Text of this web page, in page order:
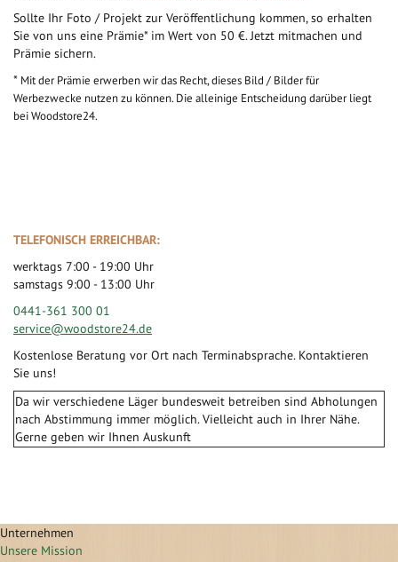
Sollte Ihr Foto / Projekt zur Veröffentlichung kommen, so erhalten
Sie von uns eine Prämie* im Wert von 50 €. Jetzt mitmachen und
Prämie sichern.
* Mit der Prämie erwerben wir das Recht, dieses Bild / Bilder für
Werbezwecke nutzen zu können. Die alleinige Entscheidung darüber liegt
bei Woodstore24.
TELEFONISCH ERREICHBAR:
werktags 7:00 - 19:00 Uhr
samstags 9:00 - 13:00 Uhr
0441-361 300 01
service@woodstore24.de
Kostenlose Beratung vor Ort nach Terminabsprache. Kontaktieren
Sie uns!
Da wir verschiedene Läger bundesweit betreiben sind Abholungen
nach Abstimmung immer möglich. Vielleicht auch in Ihrer Nähe.
Gerne geben wir Ihnen Auskunft
Unternehmen
Unsere Mission